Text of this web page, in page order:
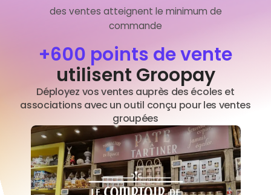
des ventes atteignent le minimum de
commande
+600 points de vente
utilisent Groopay
Déployez vos ventes auprès des écoles et
associations avec un outil conçu pour les ventes
groupées